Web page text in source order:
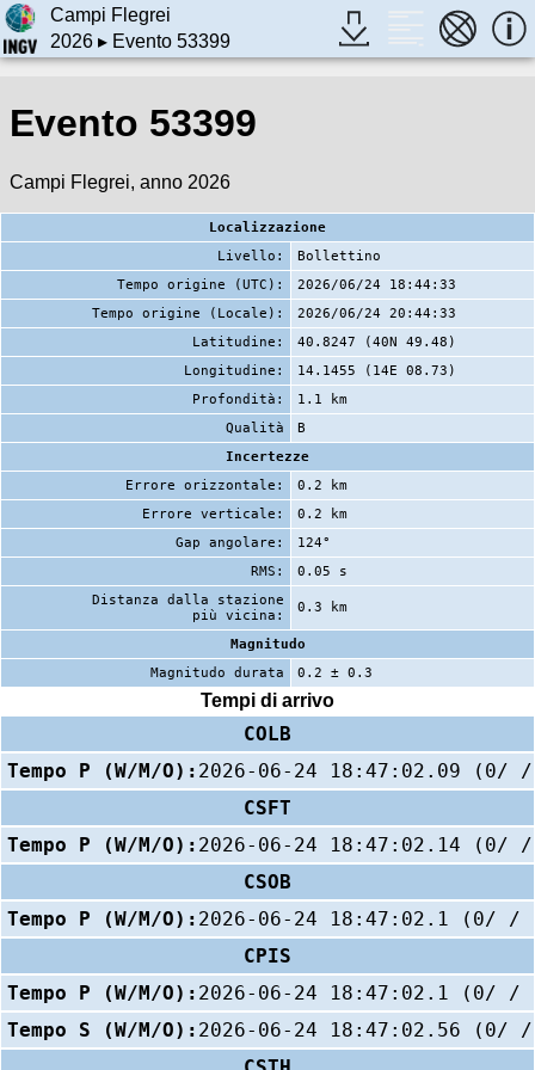
Campi Flegrei
2026▸ Evento 53399
Evento 53399
Campi Flegrei, anno 2026
Localizzazione
Livello:
Bollettino
Tempo origine (UTC):
2026/06/24 18:44:33
Tempo origine (Locale):
2026/06/24 20:44:33
Latitudine:
40.8247 (40N 49.48)
Longitudine:
14.1455 (14E 08.73)
Profondità:
1.1 km
Qualità
B
Incertezze
Errore orizzontale:
0.2 km
Errore verticale:
0.2 km
Gap angolare:
124°
RMS:
0.05 s
Distanza dalla stazione
più vicina:
0.3 km
Magnitudo
Magnitudo durata
0.2 ± 0.3
Tempi di arrivo
COLB
Tempo P (W/M/O): 2026-06-24 18:47:02.09 (0/
CSFT
Tempo P (W/M/O): 2026-06-24 18:47:02.14 (0/
CSOB
Tempo P (W/M/O): 2026-06-24 18:47:02.1 (0/ /
CPIS
Tempo P (W/M/O): 2026-06-24 18:47:02.1 (0/ /
Tempo S (W/M/O): 2026-06-24 18:47:02.56 (0/